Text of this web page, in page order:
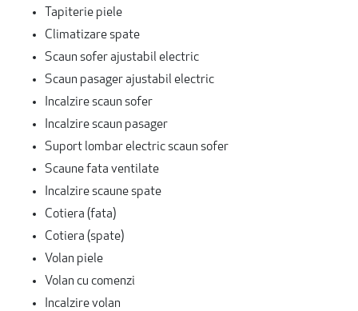
Tapiterie piele
Climatizare spate
Scaun sofer ajustabil electric
Scaun pasager ajustabil electric
Incalzire scaun sofer
Incalzire scaun pasager
Suport lombar electric scaun sofer
Scaune fata ventilate
Incalzire scaune spate
Cotiera (fata)
Cotiera (spate)
Volan piele
Volan cu comenzi
Incalzire volan